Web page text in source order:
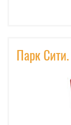
Парк